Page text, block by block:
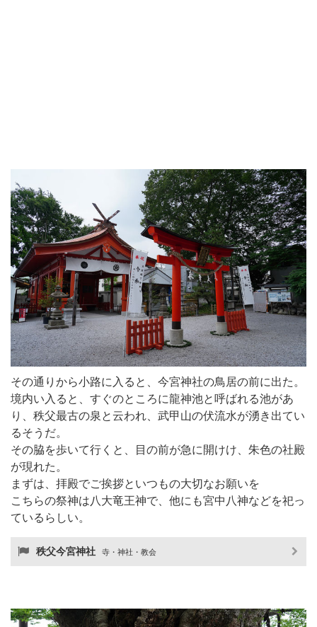
その通りから小路に入ると、今宮神社の鳥居の前に出た。
境内い入ると、すぐのところに龍神池と呼ばれる池があ
り、秩父最古の泉と云われ、武甲山の伏流水が湧き出てい
るそうだ。
その脇を歩いて行くと、目の前が急に開けけ、朱色の社殿
が現れた。
まずは、拝殿でご挨拶といつもの大切なお願いを
こちらの祭神は八大竜王神で、他にも宮中八神などを祀っ
ているらしい。
秩父今宮神社 寺・神社・教会